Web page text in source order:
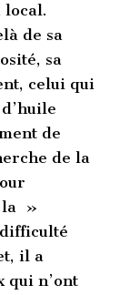
local.
de sa
sa
celui qui
de
de la
la »
il a
qui n’ont